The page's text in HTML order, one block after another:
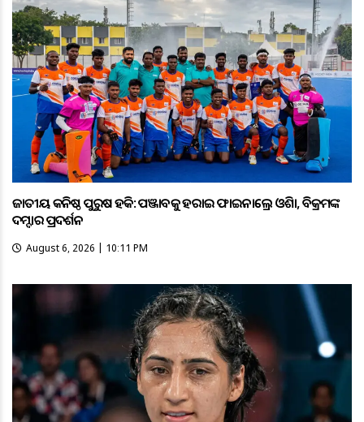
ଜାତୀୟ କନିଷ୍ଠ ପୁରୁଷ ହକି: ପଞ୍ଜାବକୁ ହରାଇ ଫାଇନାଲ୍ରେ ଓଡ଼ିଶା, ବିକ୍ରମଙ୍କ
ଦମ୍ଦାର ପ୍ରଦର୍ଶନ
August 6, 2026 | 10:11 PM